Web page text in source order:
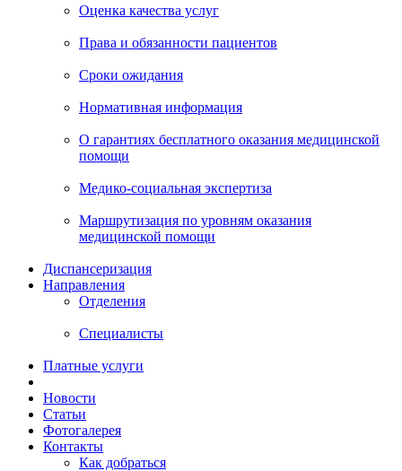
Оценка качества услуг
Права и обязанности пациентов
Сроки ожидания
Нормативная информация
О гарантиях бесплатного оказания медицинской
помощи
Медико-социальная экспертиза
Маршрутизация по уровням оказания
медицинской помощи
Диспансеризация
Направления
Отделения
Специалисты
Платные услуги
Новости
Статьи
Фотогалерея
Контакты
Как добраться